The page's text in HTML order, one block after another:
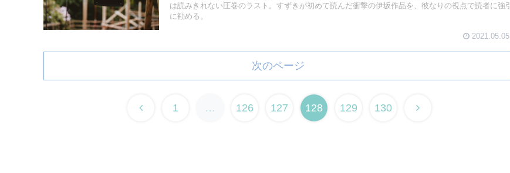
は読みきれない圧巻のラスト。すずきが初めて読んだ衝撃の伊坂作品を、彼なりの視点で読者に強引
に勧める。
2021.05.05
次のページ
1 … 126 127 128 129 130